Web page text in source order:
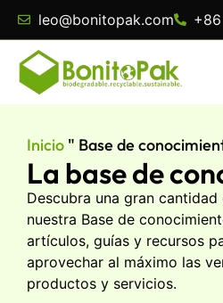
leo@bonitopak.com
Inicio " Base de
La base de
Descubra una gran
nuestra Base de
artículos, guías y recursos
aprovechar al máximo las
productos y servicios.